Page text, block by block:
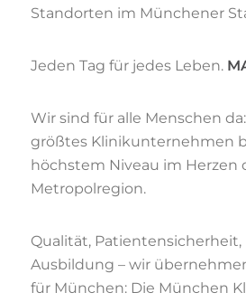
Standorten im Münchener
Jeden Tag für jedes Leben.
Wir sind für alle Menschen
größtes Klinikunternehmen
höchstem Niveau im Herzen
Metropolregion.
Qualität, Patientensicherheit,
Ausbildung – wir
für München: Die München